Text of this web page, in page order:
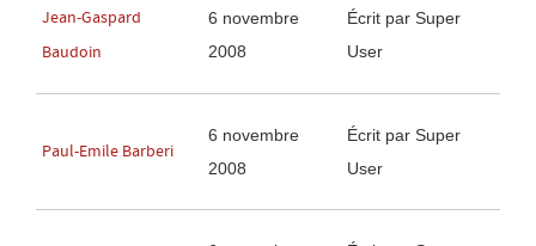
Jean-Gaspard
Baudoin
6 novembre
2008
Écrit par Super
User
Paul-Emile Barberi
6 novembre
2008
Écrit par Super
User